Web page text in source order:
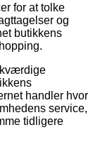
for at tolke
og
butikkens
handler hvor
service,
tidligere